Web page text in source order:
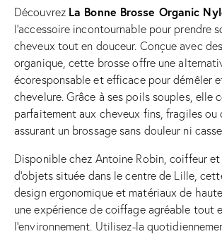
Découvrez La Bonne Brosse Organic
l’accessoire incontournable pour prendre
cheveux tout en douceur. Conçue avec
organique, cette brosse offre une
écoresponsable et efficace pour démêler
chevelure. Grâce à ses poils souples, elle
parfaitement aux cheveux fins, fragiles ou
assurant un brossage sans douleur ni
Disponible chez Antoine Robin, coiffeur
d’objets située dans le centre de Lille,
design ergonomique et matériaux de
une expérience de coiffage agréable tout
l’environnement. Utilisez-la